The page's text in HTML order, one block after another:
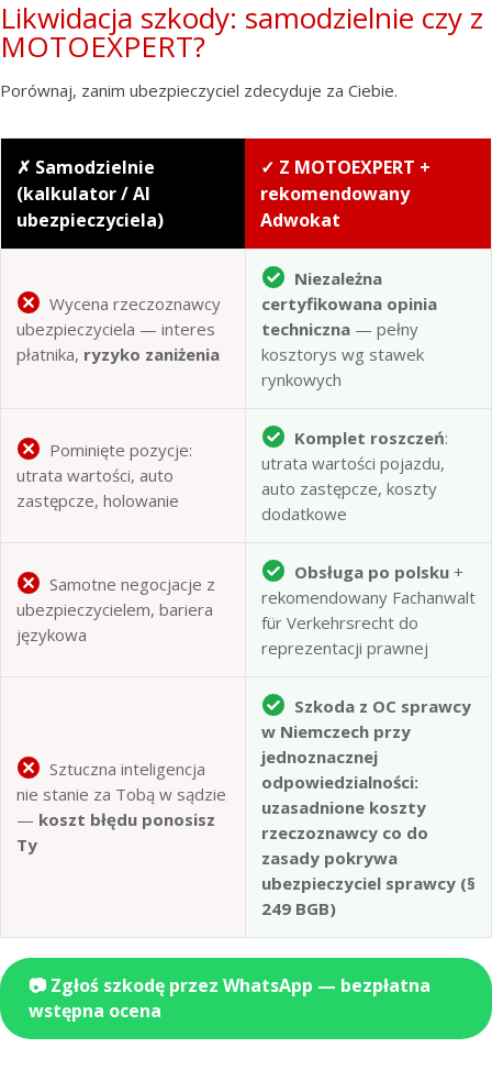
Likwidacja szkody: samodzielnie czy z
MOTOEXPERT?
Porównaj, zanim ubezpieczyciel zdecyduje za Ciebie.
✗ Samodzielnie
(kalkulator / AI
ubezpieczyciela)
✓ Z MOTOEXPERT +
rekomendowany
Adwokat
Wycena rzeczoznawcy
ubezpieczyciela — interes
płatnika, ryzyko zaniżenia
Niezależna
certyfikowana opinia
techniczna — pełny
kosztorys wg stawek
rynkowych
Pominięte pozycje:
utrata wartości, auto
zastępcze, holowanie
Komplet roszczeń:
utrata wartości pojazdu,
auto zastępcze, koszty
dodatkowe
Samotne negocjacje z
ubezpieczycielem, bariera
językowa
Obsługa po polsku +
rekomendowany Fachanwalt
für Verkehrsrecht do
reprezentacji prawnej
Sztuczna inteligencja
nie stanie za Tobą w sądzie
— koszt błędu ponosisz
Ty
Szkoda z OC sprawcy
w Niemczech przy
jednoznacznej
odpowiedzialności:
uzasadnione koszty
rzeczoznawcy co do
zasady pokrywa
ubezpieczyciel sprawcy (§
249 BGB)
📷 Zgłoś szkodę przez WhatsApp — bezpłatna
wstępna ocena